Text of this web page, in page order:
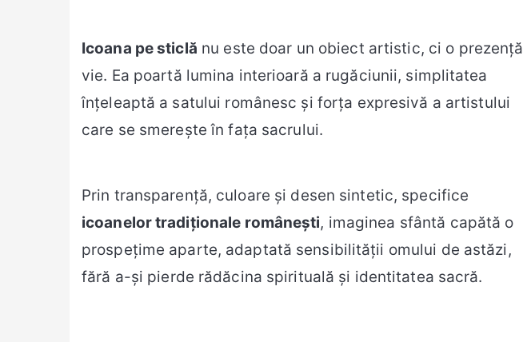
Icoana pe sticlă nu este doar un obiect artistic, ci o prezență
vie. Ea poartă lumina interioară a rugăciunii, simplitatea
înțeleaptă a satului românesc și forța expresivă a artistului
care se smerește în fața sacrului.
Prin transparență, culoare și desen sintetic, specifice
icoanelor tradiționale românești, imaginea sfântă capătă o
prospețime aparte, adaptată sensibilității omului de astăzi,
fără a-și pierde rădăcina spirituală și identitatea sacră.